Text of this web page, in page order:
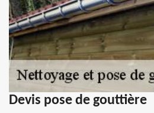
Devis pose de gouttière